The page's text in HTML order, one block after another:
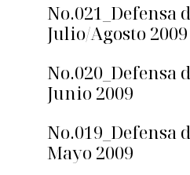
No.021_Defensa
Julio/Agosto 2009
No.020_Defensa
Junio 2009
No.019_Defensa
Mayo 2009